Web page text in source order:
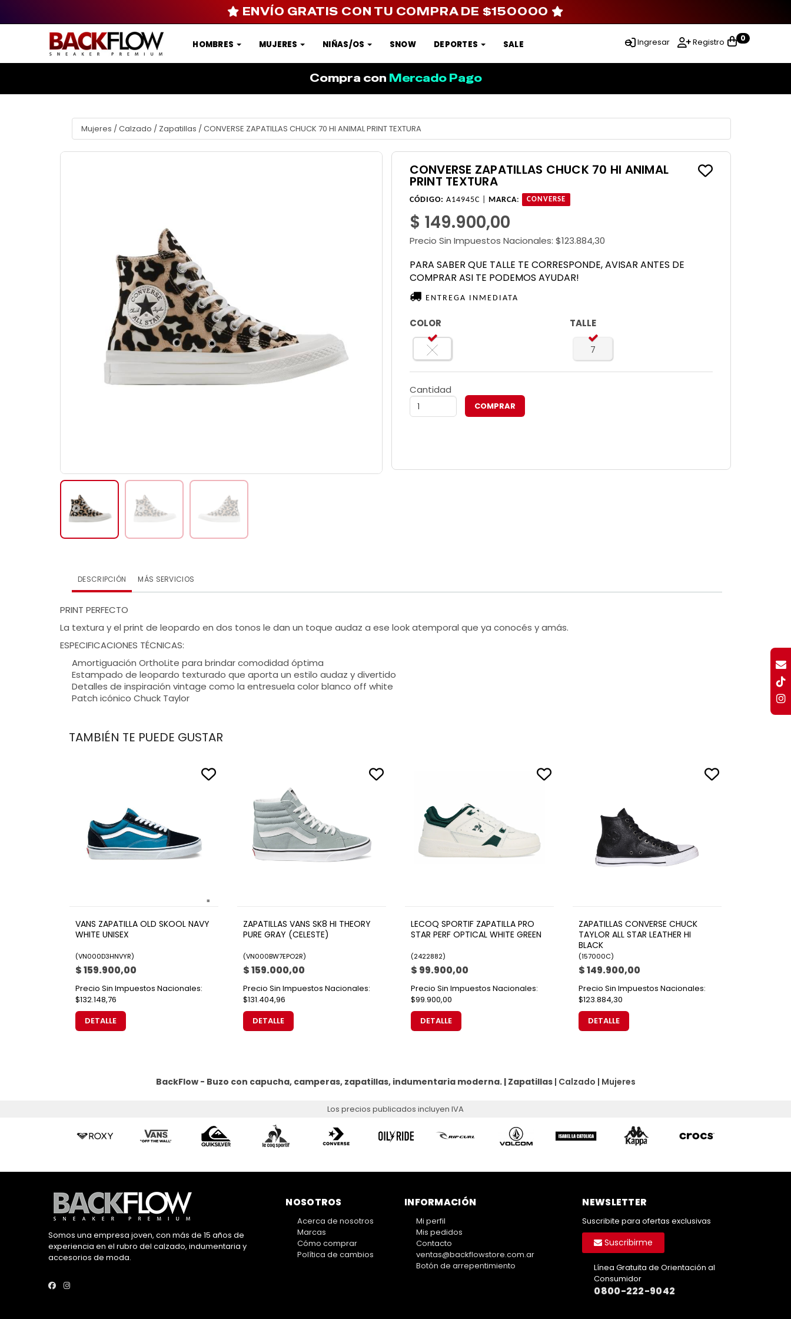
Ingresar Registro 0
HOMBRES MUJERES NIÑAS/OS SNOW DEPORTES SALE
ENVÍO GRATIS CON TU COMPRA DE $150000
Compra con Mercado Pago
Mujeres / Calzado / Zapatillas / CONVERSE ZAPATILLAS CHUCK 70 HI ANIMAL PRINT TEXTURA
CONVERSE ZAPATILLAS CHUCK 70 HI ANIMAL
PRINT TEXTURA
CÓDIGO: A14945C | MARCA: CONVERSE
$ 149.900,00
Precio Sin Impuestos Nacionales: $123.884,30
PARA SABER QUE TALLE TE CORRESPONDE, AVISAR ANTES DE
COMPRAR ASI TE PODEMOS AYUDAR!
ENTREGA INMEDIATA
COLOR TALLE
7
Cantidad
DESCRIPCIÓN MÁS SERVICIOS
PRINT PERFECTO
La textura y el print de leopardo en dos tonos le dan un toque audaz a ese look atemporal que ya conocés y amás.
ESPECIFICACIONES TÉCNICAS:
Amortiguación OrthoLite para brindar comodidad óptima
Estampado de leopardo texturado que aporta un estilo audaz y divertido
Detalles de inspiración vintage como la entresuela color blanco off white
Patch icónico Chuck Taylor
TAMBIÉN TE PUEDE GUSTAR
VANS ZAPATILLA OLD SKOOL NAVY
WHITE UNISEX
(VN000D3HNVYR)
$ 159.900,00
Precio Sin Impuestos Nacionales:
$132.148,76
DETALLE
ZAPATILLAS VANS SK8 HI THEORY
PURE GRAY (CELESTE)
(VN000BW7EPO2R)
$ 159.000,00
Precio Sin Impuestos Nacionales:
$131.404,96
DETALLE
LECOQ SPORTIF ZAPATILLA PRO
STAR PERF OPTICAL WHITE GREEN
(2422882)
$ 99.900,00
Precio Sin Impuestos Nacionales:
$99.900,00
DETALLE
ZAPATILLAS CONVERSE CHUCK
TAYLOR ALL STAR LEATHER HI
BLACK
(157000C)
$ 149.900,00
Precio Sin Impuestos Nacionales:
$123.884,30
DETALLE
BackFlow - Buzo con capucha, camperas, zapatillas, indumentaria moderna. | Zapatillas| Calzado | Mujeres
Los precios publicados incluyen IVA
Somos una empresa joven, con más de 15 años de
experiencia en el rubro del calzado, indumentaria y
accesorios de moda.
NOSOTROS
Acerca de nosotros
Marcas
Cómo comprar
Política de cambios
INFORMACIÓN
Mi perfil
Mis pedidos
Contacto
ventas@backflowstore.com.ar
Botón de arrepentimiento
NEWSLETTER
Suscribite para ofertas exclusivas
Suscribirme
Línea Gratuita de Orientación al
Consumidor
0800-222-9042